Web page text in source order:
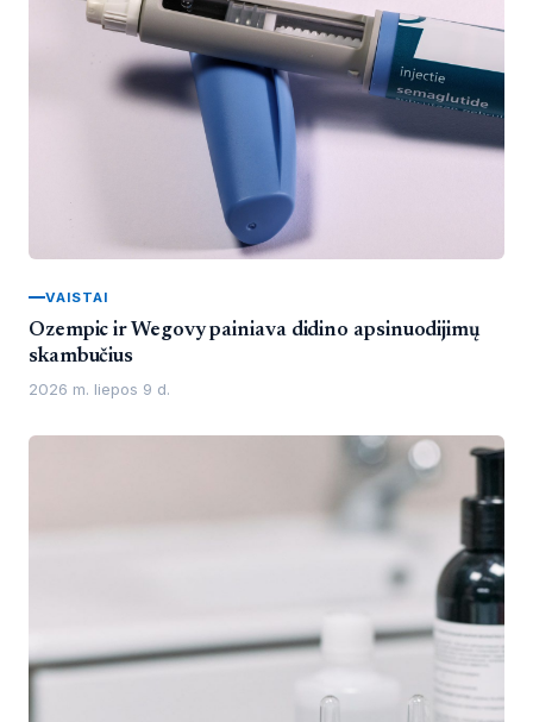
VAISTAI
Ozempic ir Wegovy painiava didino apsinuodijimų
skambučius
2026 m. liepos 9 d.